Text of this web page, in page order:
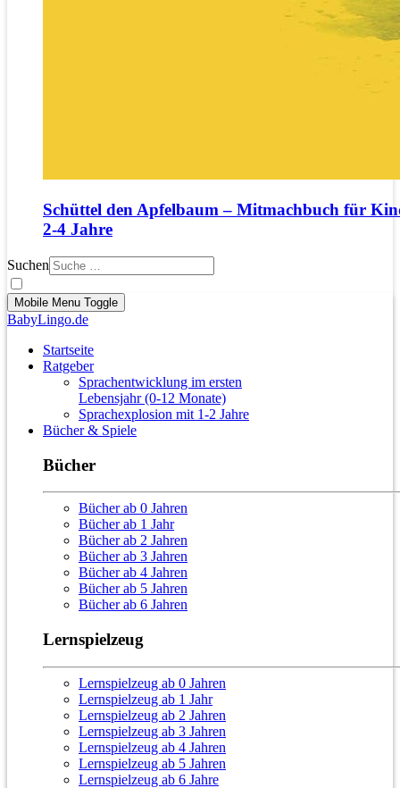
Schüttel den Apfelbaum – Mitmachbuch für
2‑4 Jahre
Suchen
Mobile Menu Toggle
BabyLingo.de
Startseite
Ratgeber
Sprachentwicklung im ersten
Lebensjahr (0-12 Monate)
Sprachexplosion mit 1-2 Jahre
Bücher & Spiele
Bücher
Bücher ab 0 Jahren
Bücher ab 1 Jahr
Bücher ab 2 Jahren
Bücher ab 3 Jahren
Bücher ab 4 Jahren
Bücher ab 5 Jahren
Bücher ab 6 Jahren
Lernspielzeug
Lernspielzeug ab 0 Jahren
Lernspielzeug ab 1 Jahr
Lernspielzeug ab 2 Jahren
Lernspielzeug ab 3 Jahren
Lernspielzeug ab 4 Jahren
Lernspielzeug ab 5 Jahren
Lernspielzeug ab 6 Jahre